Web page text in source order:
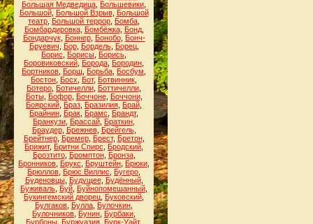
Большая Медведица Большевики
Большой, Большой Взрыв, Большой
театр Большой террор Бомба
Бомбардировка, Бомбёжка, Бонд,
Бондарчук, Боннер, Бонобо, Бонч-
Бруевич
Бор, Бордель, Борец,
Борис
Борисы Борись
Боровиковский Борода Бородин
Бортников Борщ Борьба Босбум
Бостон Босх Бот, Ботвинник
Ботеро Ботичелли Боттичелли
Боты, Бофор, Боччоне, Боччони,
Боярский Браз Бразилия Брай
Брайнин Брак Брамс Брандт,
Бранкузи Брассай Браткин
Браудер, Брежнев, Брейгель,
Брейтнер, Бремер, Брест, Бретон,
Брижит, Бритни Спирс Бродский
Брозтито, Бромптон, Бронза,
Бронников Брукс Бруштейн Брюки
Брюллов Брюс Виллис Бугеро
Буденовцы, Будущее, Будённый,
Буживаль Буй Буйнопомешанный
Букингемский дворец Буковский
Булгаков Булла Булочкин
Булочников Бунин Бурбаки
Бурбоны Буржуазия Бурк-Уайт,